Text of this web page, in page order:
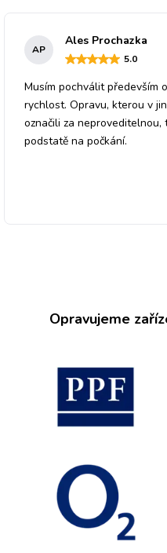
AP
Ales Prochazka
5.0
Musím pochválit především
rychlost. Opravu, kterou v
označili za neproveditelnou,
podstatě na počkání.
Opravujeme